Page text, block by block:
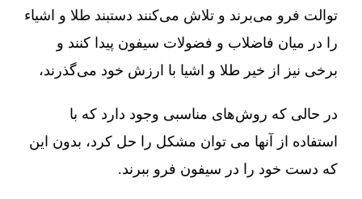
توالت فرو می‌برند و تلاش می‌کنند دستبند طلا و اشیاء
را در میان فاضلاب و فضولات سیفون پیدا کنند و
برخی نیز از خیر طلا و اشیا با ارزش خود می‌گذرند،
در حالی که روش‌های مناسبی وجود دارد که با
استفاده از آنها می توان مشکل را حل کرد، بدون این
که دست خود را در سیفون فرو ببرند.